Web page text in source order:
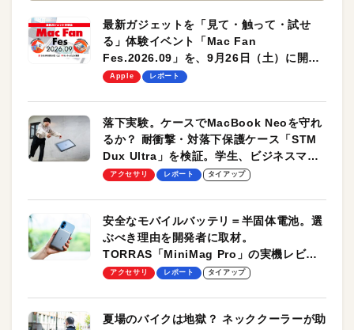
最新ガジェットを「見て・触って・試せ
る」体験イベント「Mac Fan
Fes.2026.09」を、9月26日（土）に開催
します！
Apple レポート
落下実験。ケースでMacBook Neoを守れ
るか？ 耐衝撃・対落下保護ケース「STM
Dux Ultra」を検証。学生、ビジネスマン
のモバイルユースに最適！
アクセサリ レポート タイアップ
安全なモバイルバッテリ＝半固体電池。選
ぶべき理由を開発者に取材。
TORRAS「MiniMag Pro」の実機レビュ
ーも
アクセサリ レポート タイアップ
夏場のバイクは地獄？ ネッククーラーが助